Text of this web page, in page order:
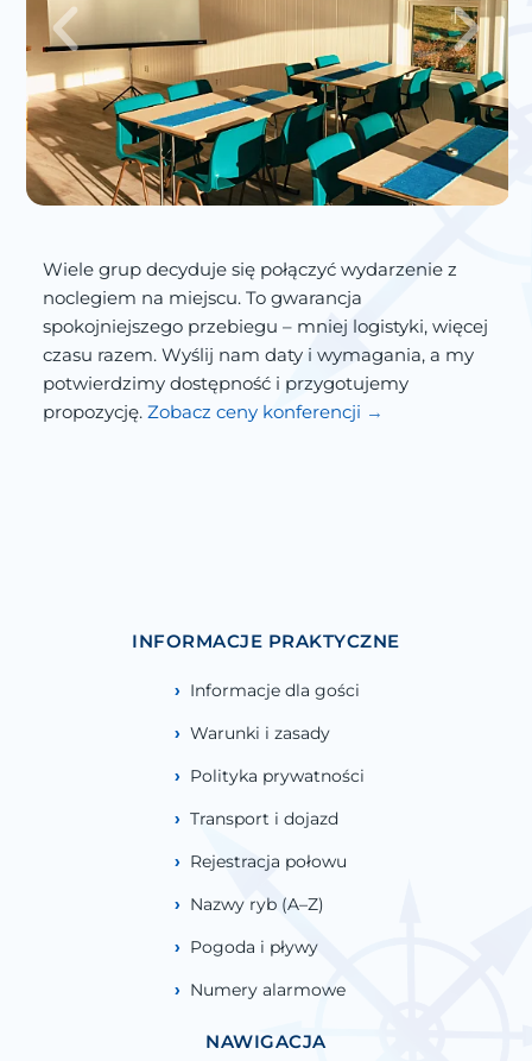
Wiele grup decyduje się połączyć wydarzenie z
noclegiem na miejscu. To gwarancja
spokojniejszego przebiegu – mniej logistyki, więcej
czasu razem. Wyślij nam daty i wymagania, a my
potwierdzimy dostępność i przygotujemy
propozycję. Zobacz ceny konferencji
NAWIGACJA
INFORMACJE PRAKTYCZNE
Informacje dla gości
Warunki i zasady
Polityka prywatności
Transport i dojazd
Rejestracja połowu
Nazwy ryb (A–Z)
Pogoda i pływy
Numery alarmowe